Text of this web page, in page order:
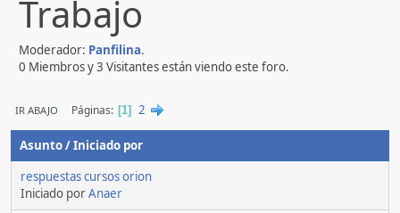
Trabajo
Moderador: Panfilina.
0 Miembros y 3 Visitantes están viendo este foro.
IR ABAJO Páginas 1 2
Asunto/Iniciado por
respuestas cursos orion
Iniciado porAnaer